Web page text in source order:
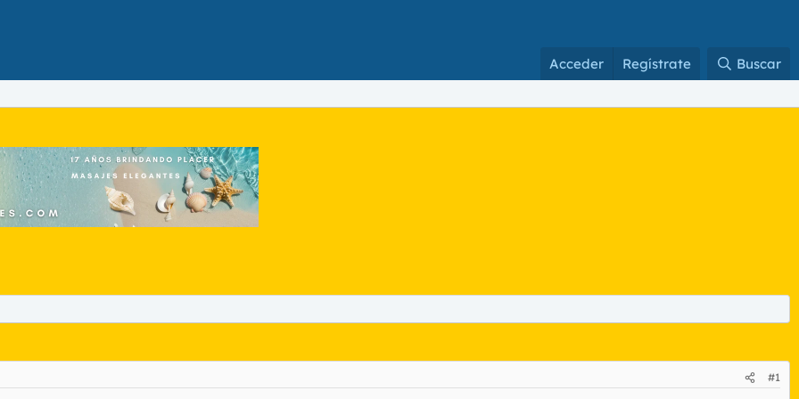
Acceder Regístrate Buscar
#1